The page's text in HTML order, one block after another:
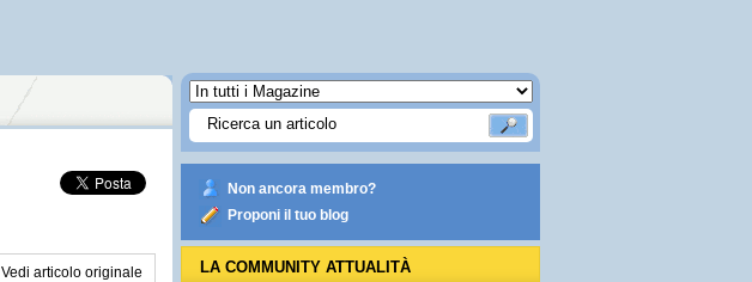
Vedi articolo originale
Non ancora membro?
Proponi il tuo blog
LA COMMUNITY ATTUALITÀ